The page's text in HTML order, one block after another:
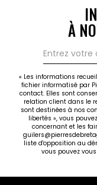
À
« Les informations
fichier informatisé par
contact. Elles sont
relation client dans le
sont destinées à nos
libertés », vous
concernant et les
liste d'opposition au
vous pouvez